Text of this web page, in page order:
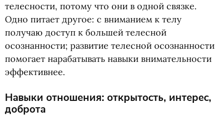
телесности, потому что они в одной связке.
Одно питает другое: с вниманием к телу
получаю доступ к большей телесной
осознанности; развитие телесной осознанности
помогает нарабатывать навыки внимательности
эффективнее.
Навыки отношения: открытость, интерес,
доброта